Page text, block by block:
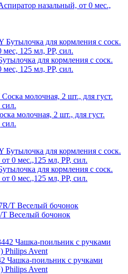
назальный, от 0 мес.,
для кормления с соск.
мес, 125 мл, PP, сил.
молочная, 2 шт., для густ.
для кормления с соск.
0 мес.,125 мл, PP, сил.
Веселый бочонок
Чашка-поильник с ручками
Philips Avent